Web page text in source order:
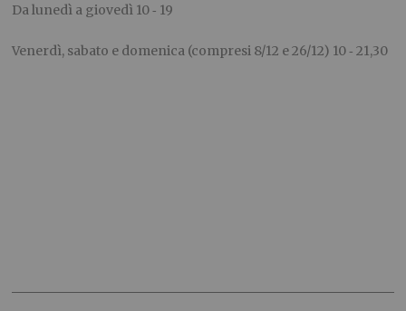
Da lunedì a giovedì 10 ‐ 19
Venerdì, sabato e domenica (compresi 8/12 e 26/12) 10 ‐ 21,30